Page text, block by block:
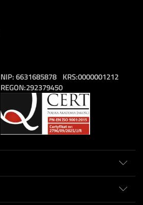
NIP:6631685878
REGON:292379450
KRS:0000001212